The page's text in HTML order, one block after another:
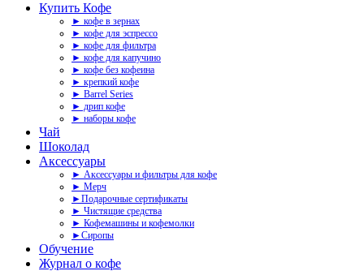
Купить Кофе
► кофе в зернах
► кофе для эспрессо
► кофе для фильтра
► кофе для капучино
► кофе без кофеина
► крепкий кофе
► Barrel Series
► дрип кофе
► наборы кофе
Чай
Шоколад
Аксессуары
► Аксессуары и фильтры для кофе
► Мерч
►Подарочные сертификаты
► Чистящие средства
► Кофемашины и кофемолки
►Сиропы
Обучение
Журнал о кофе